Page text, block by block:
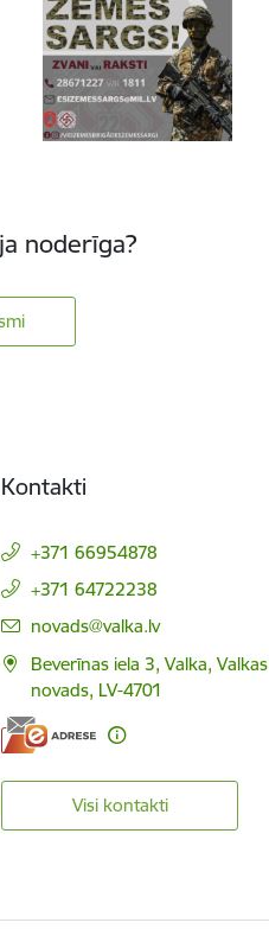
noderīga?
Kontakti
+371 66954878
+371 64722238
E-pasts:
novads@valka.lv
Beverīnas iela 3, Valka, Valkas
novads, LV-4701
Visi kontakti